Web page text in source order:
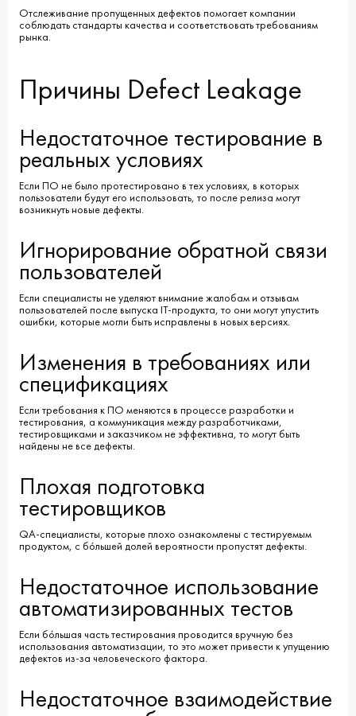
Отслеживание пропущенных дефектов помогает компании
соблюдать стандарты качества и соответствовать требованиям
рынка.
Причины Defect Leakage
Недостаточное тестирование в
реальных условиях
Если ПО не было протестировано в тех условиях, в которых
пользователи будут его использовать, то после релиза могут
возникнуть новые дефекты.
Игнорирование обратной связи
пользователей
Если специалисты не уделяют внимание жалобам и отзывам
пользователей после выпуска IT-продукта, то они могут упустить
ошибки, которые могли быть исправлены в новых версиях.
Изменения в требованиях или
спецификациях
Если требования к ПО меняются в процессе разработки и
тестирования, а коммуникация между разработчиками,
тестировщиками и заказчиком не эффективна, то могут быть
найдены не все дефекты.
Плохая подготовка
тестировщиков
QA-специалисты, которые плохо ознакомлены с тестируемым
продуктом, с бóльшей долей вероятности пропустят дефекты.
Недостаточное использование
автоматизированных тестов
Если бóльшая часть тестирования проводится вручную без
использования автоматизации, то это может привести к упущению
дефектов из-за человеческого фактора.
Недостаточное взаимодействие